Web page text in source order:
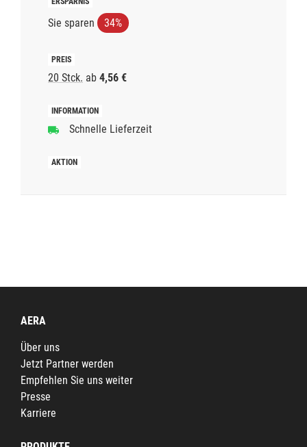
Sie sparen 34%
20 Stck. ab 4,56 €
Schnelle Lieferzeit
AERA
Über uns
Jetzt Partner werden
Empfehlen Sie uns weiter
Presse
Karriere